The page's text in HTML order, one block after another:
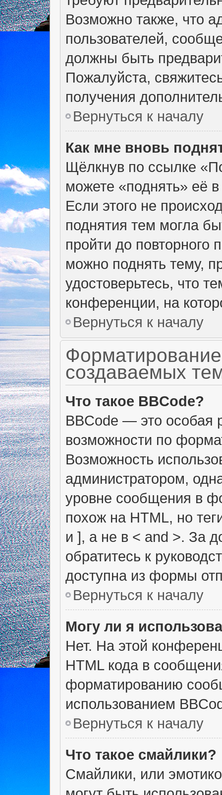
Возможно также, что
пользователей,
должны быть
Пожалуйста,
получения
Вернуться к началу
Как мне вновь
Щёлкнув по ссылке
можете «поднять» её
Если этого не
поднятия тем могла
пройти до
можно поднять тему,
удостоверьтесь, что
конференции, на
Вернуться к началу
создаваемых
Что такое BBCode?
BBCode — это особая
возможности по
Возможность
администратором,
уровне сообщения в
похож на HTML, но
и ], а не в < and >. За
обратитесь к
доступна из формы
Вернуться к началу
Могу ли я
Нет. На этой
HTML кода в
форматированию
использованием
Вернуться к началу
Что такое смайлики?
Смайлики, или